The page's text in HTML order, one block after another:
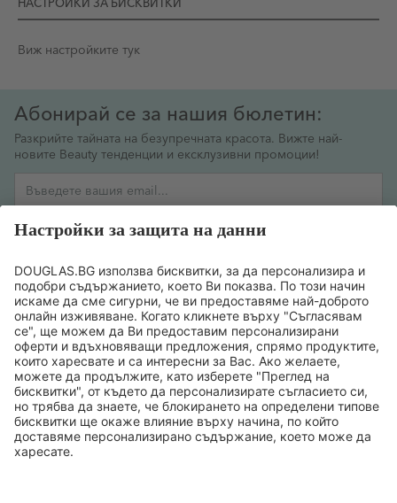
НАСТРОЙКИ ЗА БИСКВИТКИ
Виж настройките тук
Абонирай се за нашия бюлетин:
Разкрийте тайната на безупречната красота. Вижте най-
новите Beauty тенденции и ексклузивни промоции!
РЕГИСТРИРАМ СЕ
Желая да се регистрирам за бюлетин и съм съгласен
предоставената от мен информация да се обработва
съобразно политиката за поверителност на данните.
ТОП БРАНДОВЕ
ТОП ПРОДУКТИ